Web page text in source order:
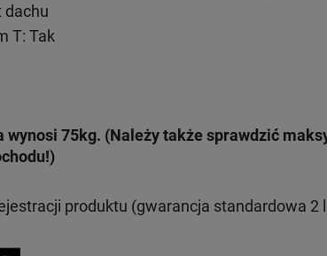
dachu
T: Tak
wynosi 75kg. (Należy także sprawdzić
produktu (gwarancja standardowa 2